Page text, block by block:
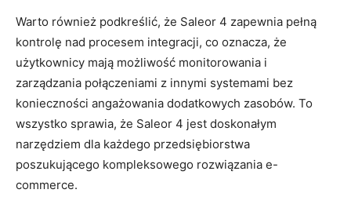
Warto również⁤ podkreślić,‌ że‍ Saleor 4 zapewnia pełną
‌kontrolę ‍nad⁣ procesem integracji, co oznacza, że
użytkownicy mają⁤ możliwość ⁢monitorowania‍ i‍
zarządzania połączeniami‍ z innymi systemami‍ bez
konieczności angażowania dodatkowych zasobów. To​
wszystko⁤ sprawia, że⁤ Saleor 4 jest doskonałym ​
narzędziem dla każdego przedsiębiorstwa
poszukującego kompleksowego rozwiązania‍ e-
commerce.